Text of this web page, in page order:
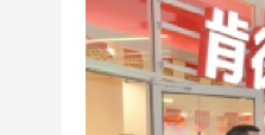
橫
「